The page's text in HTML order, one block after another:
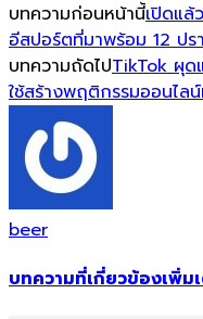
บทความก่อนหน้านี้เปิดแล้
อีสปอร์ตที่มาพร้อม 12 ป
บทความถัดไปTikTok ผุด
ใช้สร้างพฤติกรรมออนไล
beer
บทความที่เกี่ยวข้องเพิ่ม